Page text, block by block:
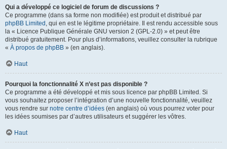
Qui a développé ce logiciel de forum de discussions ?
Ce programme (dans sa forme non modifiée) est produit et distribué par
phpBB Limited , qui en est le légitime propriétaire. Il est rendu accessible sous
la « Licence Publique Générale GNU version 2 (GPL-2.0) » et peut être
distribué gratuitement. Pour plus d’informations, veuillez consulter la rubrique
« À propos de phpBB » (en anglais).
Haut
Pourquoi la fonctionnalité X n’est pas disponible ?
Ce programme a été développé et mis sous licence par phpBB Limited. Si
vous souhaitez proposer l’intégration d’une nouvelle fonctionnalité, veuillez
vous rendre sur notre centre d’idées (en anglais) où vous pourrez voter pour
les idées soumises par d’autres utilisateurs et suggérer les vôtres.
Haut